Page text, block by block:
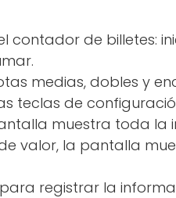
contador de billetes:
medias, dobles y
teclas de
muestra toda la
valor, la pantalla
registrar la